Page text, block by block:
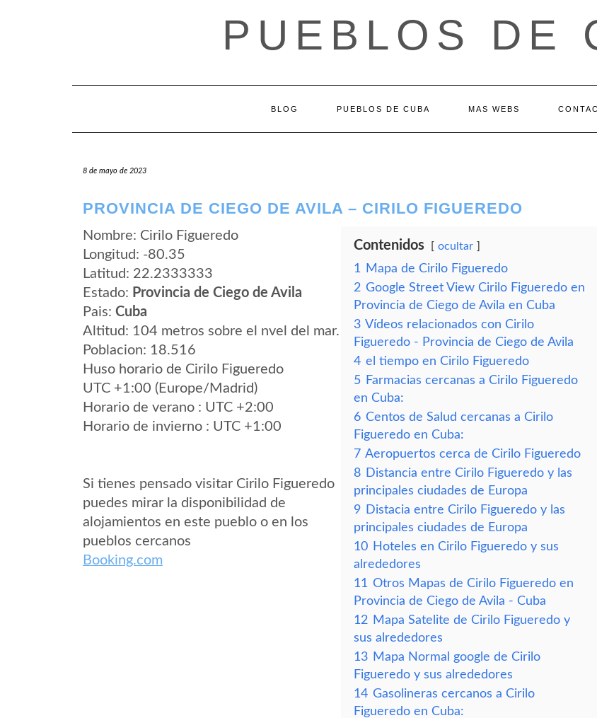
PUEBLOS DE
BLOG PUEBLOS DE CUBA MAS WEBS
8 de mayo de 2023
PROVINCIA DE CIEGO DE AVILA – CIRILO FIGUEREDO
Nombre: Cirilo Figueredo
Longitud: -80.35
Latitud: 22.2333333
Estado: Provincia de Ciego de Avila
Pais: Cuba
Altitud: 104 metros sobre el nvel del mar.
Poblacion: 18.516
Huso horario de Cirilo Figueredo
UTC +1:00 (Europe/Madrid)
Horario de verano : UTC +2:00
Horario de invierno : UTC +1:00
Si tienes pensado visitar Cirilo Figueredo
puedes mirar la disponibilidad de
alojamientos en este pueblo o en los
pueblos cercanos
Booking.com
Contenidos ocultar
1
Mapa de Cirilo Figueredo
2 Google Street View Cirilo Figueredo en
Provincia de Ciego de Avila en Cuba
3 Vídeos relacionados con Cirilo
Figueredo - Provincia de Ciego de Avila
4 el tiempo en Cirilo Figueredo
5 Farmacias cercanas a Cirilo Figueredo
en Cuba:
6 Centos de Salud cercanas a Cirilo
Figueredo en Cuba:
7 Aeropuertos cerca de Cirilo Figueredo
8 Distancia entre Cirilo Figueredo y las
principales ciudades de Europa
9 Distacia entre Cirilo Figueredo y las
principales ciudades de Europa
10 Hoteles en Cirilo Figueredo y sus
alrededores
11 Otros Mapas de Cirilo Figueredo en
Provincia de Ciego de Avila - Cuba
12 Mapa Satelite de Cirilo Figueredo y
sus alrededores
13 Mapa Normal google de Cirilo
Figueredo y sus alrededores
14 Gasolineras cercanos a Cirilo
Figueredo en Cuba: